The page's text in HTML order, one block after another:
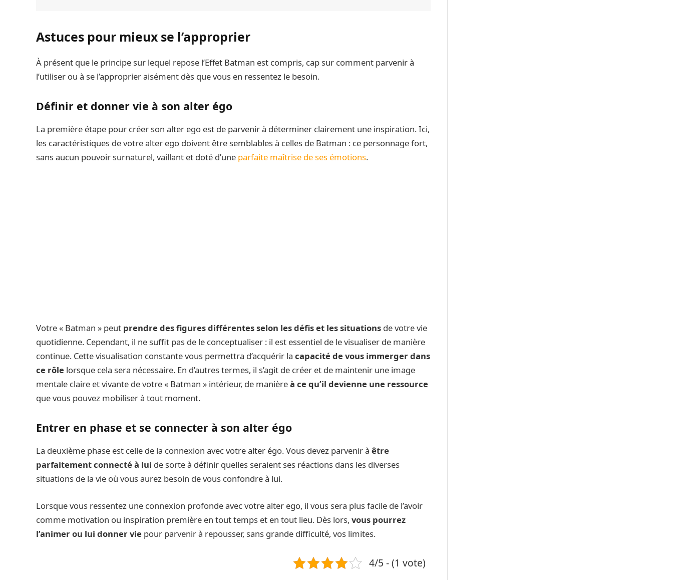
Astuces pour mieux se l’approprier
À présent que le principe sur lequel repose l’Effet Batman est compris, cap sur comment parvenir à
l’utiliser ou à se l’approprier aisément dès que vous en ressentez le besoin.
Définir et donner vie à son alter égo
La première étape pour créer son alter ego est de parvenir à déterminer clairement une inspiration. Ici,
les caractéristiques de votre alter ego doivent être semblables à celles de Batman : ce personnage fort,
sans aucun pouvoir surnaturel, vaillant et doté d’une parfaite maîtrise de ses émotions.
Votre « Batman » peut prendre des figures différentes selon les défis et les situations de votre vie
quotidienne. Cependant, il ne suffit pas de le conceptualiser : il est essentiel de le visualiser de manière
continue. Cette visualisation constante vous permettra d’acquérir la capacité de vous immerger dans
ce rôle lorsque cela sera nécessaire. En d’autres termes, il s’agit de créer et de maintenir une image
mentale claire et vivante de votre « Batman » intérieur, de manièreà ce qu’il devienne une ressource
que vous pouvez mobiliser à tout moment.
Entrer en phase et se connecter à son alter égo
La deuxième phase est celle de la connexion avec votre alter égo. Vous devez parvenir à être
parfaitement connecté à lui de sorte à définir quelles seraient ses réactions dans les diverses
situations de la vie où vous aurez besoin de vous confondre à lui.
Lorsque vous ressentez une connexion profonde avec votre alter ego, il vous sera plus facile de l’avoir
comme motivation ou inspiration première en tout temps et en tout lieu. Dès lors, vous pourrez
l’animer ou lui donner vie pour parvenir à repousser, sans grande difficulté, vos limites.
4/5 - (1 vote)